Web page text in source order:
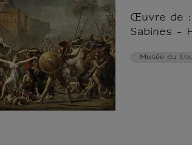
Œuvre de :
Sabines -
Musée du